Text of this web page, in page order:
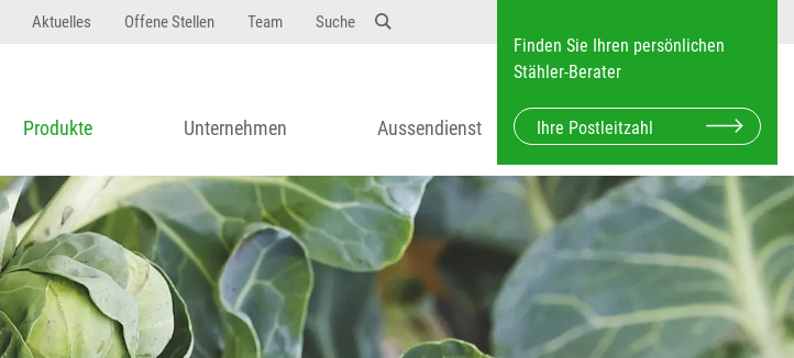
Aktuelles Offene Stellen Team Suche
Finden Sie Ihren persönlichen
Stähler-Berater
Produkte Unternehmen Aussendienst